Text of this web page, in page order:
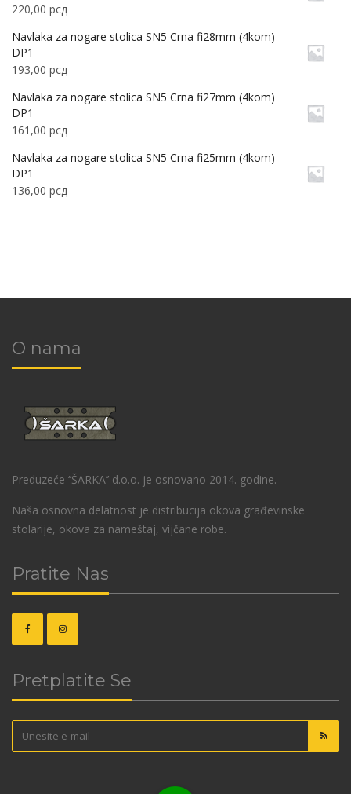
220,00 рсд
Navlaka za nogare stolica SN5 Crna fi28mm (4kom)
DP1
193,00 рсд
Navlaka za nogare stolica SN5 Crna fi27mm (4kom)
DP1
161,00 рсд
Navlaka za nogare stolica SN5 Crna fi25mm (4kom)
DP1
136,00 рсд
O nama
Preduzeće ‘’ŠARKA’’ d.o.o. je osnovano 2014. godine.
Naša osnovna delatnost je distribucija okova građevinske
stolarije, okova za nameštaj, vijčane robe.
Pratite Nas
Pretplatite Se